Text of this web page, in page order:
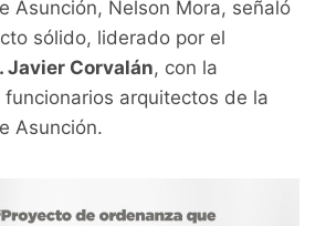
Asunción, Nelson Mora, señaló
sólido, liderado por el
Javier Corvalán, con la
arquitectos de la
Asunción.